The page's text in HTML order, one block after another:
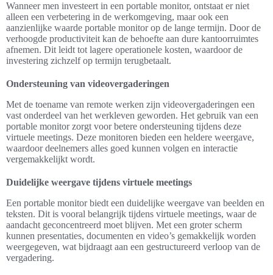
Wanneer men investeert in een portable monitor, ontstaat er niet
alleen een verbetering in de werkomgeving, maar ook een
aanzienlijke waarde portable monitor op de lange termijn. Door de
verhoogde productiviteit kan de behoefte aan dure kantoorruimtes
afnemen. Dit leidt tot lagere operationele kosten, waardoor de
investering zichzelf op termijn terugbetaalt.
Ondersteuning van videovergaderingen
Met de toename van remote werken zijn videovergaderingen een
vast onderdeel van het werkleven geworden. Het gebruik van een
portable monitor zorgt voor betere ondersteuning tijdens deze
virtuele meetings. Deze monitoren bieden een heldere weergave,
waardoor deelnemers alles goed kunnen volgen en interactie
vergemakkelijkt wordt.
Duidelijke weergave tijdens virtuele meetings
Een portable monitor biedt een duidelijke weergave van beelden en
teksten. Dit is vooral belangrijk tijdens virtuele meetings, waar de
aandacht geconcentreerd moet blijven. Met een groter scherm
kunnen presentaties, documenten en video’s gemakkelijk worden
weergegeven, wat bijdraagt aan een gestructureerd verloop van de
vergadering.